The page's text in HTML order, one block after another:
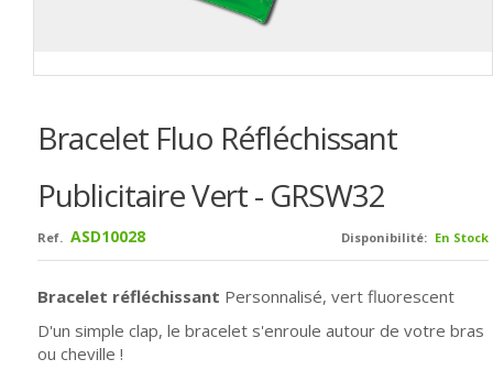
Bracelet Fluo Réfléchissant
Publicitaire Vert - GRSW32
Disponibilité: En Stock
Ref. ASD10028
Bracelet réfléchissant Personnalisé, vert fluorescent
D'un simple clap, le bracelet s'enroule autour de votre bras
ou cheville !